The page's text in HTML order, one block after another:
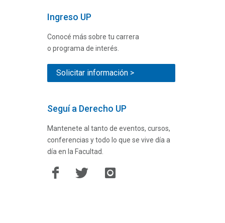
Ingreso UP
Conocé más sobre tu carrera
o programa de interés.
Solicitar información >
Seguí a Derecho UP
Mantenete al tanto de eventos, cursos,
conferencias y todo lo que se vive día a
día en la Facultad.